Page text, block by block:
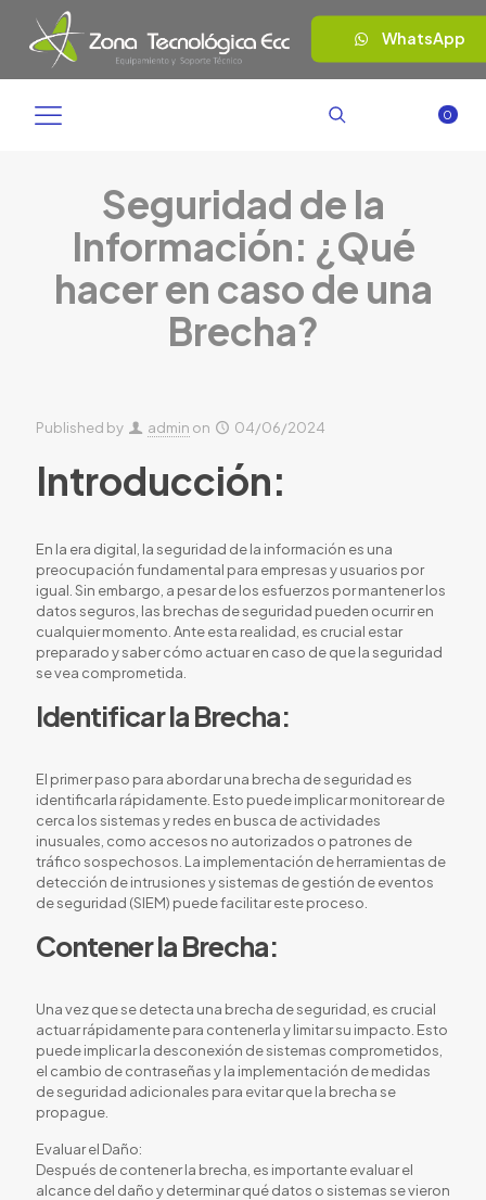
WhatsApp
0
Seguridad de la
Información: ¿Qué
hacer en caso de una
Brecha?
Published by admin on 04/06/2024
Introducción:
En la era digital, la seguridad de la información es una
preocupación fundamental para empresas y usuarios por
igual. Sin embargo, a pesar de los esfuerzos por mantener los
datos seguros, las brechas de seguridad pueden ocurrir en
cualquier momento. Ante esta realidad, es crucial estar
preparado y saber cómo actuar en caso de que la seguridad
se vea comprometida.
Identificar la Brecha:
El primer paso para abordar una brecha de seguridad es
identificarla rápidamente. Esto puede implicar monitorear de
cerca los sistemas y redes en busca de actividades
inusuales, como accesos no autorizados o patrones de
tráfico sospechosos. La implementación de herramientas de
detección de intrusiones y sistemas de gestión de eventos
de seguridad (SIEM) puede facilitar este proceso.
Contener la Brecha:
Una vez que se detecta una brecha de seguridad, es crucial
actuar rápidamente para contenerla y limitar su impacto. Esto
puede implicar la desconexión de sistemas comprometidos,
el cambio de contraseñas y la implementación de medidas
de seguridad adicionales para evitar que la brecha se
propague.
Evaluar el Daño:
Después de contener la brecha, es importante evaluar el
alcance del daño y determinar qué datos o sistemas se vieron